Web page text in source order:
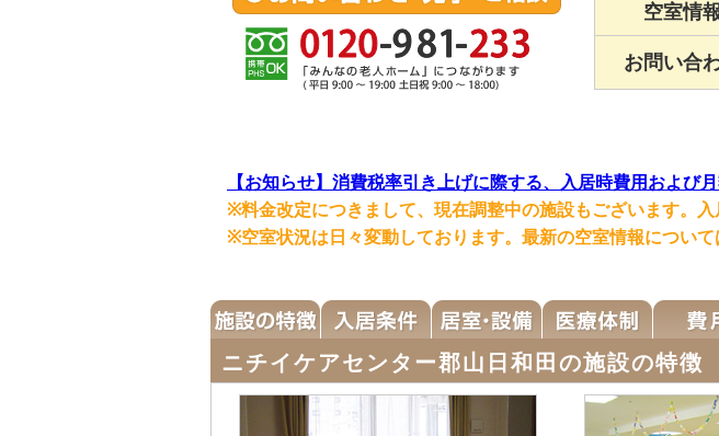
空室情
お問い合
【お知らせ】消費税率引き上げに際する、入居時費用および
※料金改定につきまして、現在調整中の施設もございます。
※空室状況は日々変動しております。最新の空室情報について
ニチイケアセンター郡山日和田の施設の特徴